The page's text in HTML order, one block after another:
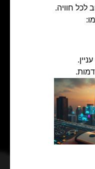
לכל חוויה.